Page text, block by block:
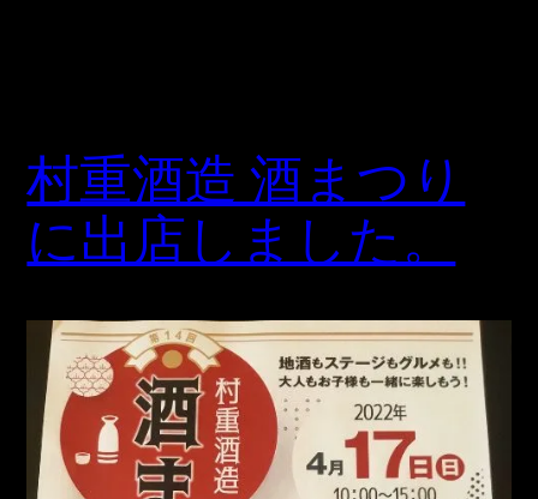
村重酒造 酒まつり
に出店しました。